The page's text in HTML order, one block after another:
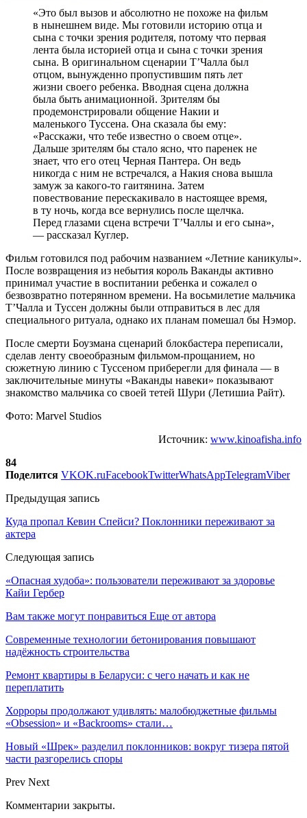
«Это был вызов и абсолютно не похоже на фильм
в нынешнем виде. Мы готовили историю отца и
сына с точки зрения родителя, потому что первая
лента была историей отца и сына с точки зрения
сына. В оригинальном сценарии Т’Чалла был
отцом, вынужденно пропустившим пять лет
жизни своего ребенка. Вводная сцена должна
была быть анимационной. Зрителям бы
продемонстрировали общение Накии и
маленького Туссена. Она сказала бы ему:
«Расскажи, что тебе известно о своем отце».
Дальше зрителям бы стало ясно, что паренек не
знает, что его отец Черная Пантера. Он ведь
никогда с ним не встречался, а Накия снова вышла
замуж за какого-то гаитянина. Затем
повествование перескакивало в настоящее время,
в ту ночь, когда все вернулись после щелчка.
Перед глазами сцена встречи Т’Чаллы и его сына»,
— рассказал Куглер.
Фильм готовился под рабочим названием «Летние каникулы».
После возвращения из небытия король Ваканды активно
принимал участие в воспитании ребенка и сожалел о
безвозвратно потерянном времени. На восьмилетие мальчика
Т’Чалла и Туссен должны были отправиться в лес для
специального ритуала, однако их планам помешал бы Нэмор.
После смерти Боузмана сценарий блокбастера переписали,
сделав ленту своеобразным фильмом-прощанием, но
сюжетную линию с Туссеном приберегли для финала — в
заключительные минуты «Ваканды навеки» показывают
знакомство мальчика со своей тетей Шури (Летишиа Райт).
Фото: Marvel Studios
Источник: www.kinoafisha.info
84
Поделится VKOK.ruFacebookTwitterWhatsAppTelegramViber
Предыдущая запись
Куда пропал Кевин Спейси? Поклонники переживают за
актера
Следующая запись
«Опасная худоба»: пользователи переживают за здоровье
Кайи Гербер
Вам также могут понравиться Еще от автора
Современные технологии бетонирования повышают
надёжность строительства
Ремонт квартиры в Беларуси: с чего начать и как не
переплатить
Хорроры продолжают удивлять: малобюджетные фильмы
«Obsession» и «Backrooms» стали…
Новый «Шрек» разделил поклонников: вокруг тизера пятой
части разгорелись споры
Prev Next
Комментарии закрыты.